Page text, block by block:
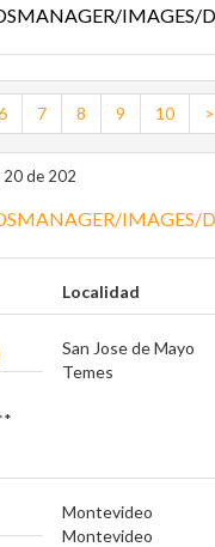
7 8 9 10 >
20 de 202
Localidad
San Jose de Mayo
Temes
Montevideo
Montevideo